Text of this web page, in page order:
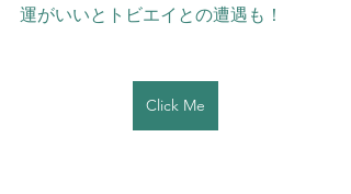
運がいいとトビエイとの遭遇も！
Click Me